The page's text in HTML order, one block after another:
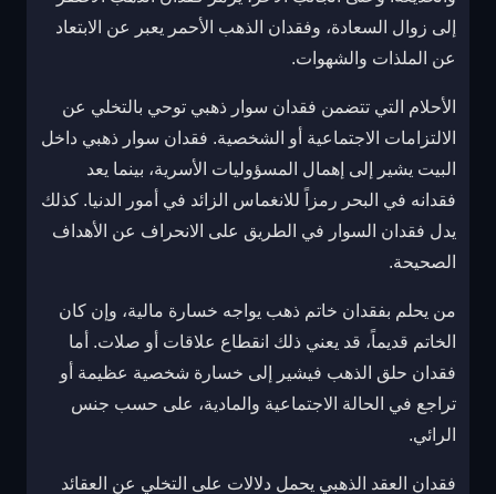
إلى زوال السعادة، وفقدان الذهب الأحمر يعبر عن الابتعاد
عن الملذات والشهوات.
الأحلام التي تتضمن فقدان سوار ذهبي توحي بالتخلي عن
الالتزامات الاجتماعية أو الشخصية. فقدان سوار ذهبي داخل
البيت يشير إلى إهمال المسؤوليات الأسرية، بينما يعد
فقدانه في البحر رمزاً للانغماس الزائد في أمور الدنيا. كذلك
يدل فقدان السوار في الطريق على الانحراف عن الأهداف
الصحيحة.
من يحلم بفقدان خاتم ذهب يواجه خسارة مالية، وإن كان
الخاتم قديماً، قد يعني ذلك انقطاع علاقات أو صلات. أما
فقدان حلق الذهب فيشير إلى خسارة شخصية عظيمة أو
تراجع في الحالة الاجتماعية والمادية، على حسب جنس
الرائي.
فقدان العقد الذهبي يحمل دلالات على التخلي عن العقائد